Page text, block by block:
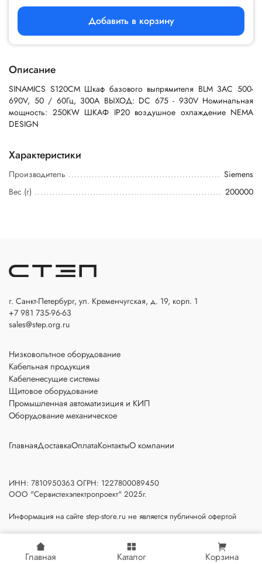
Главная Каталог Корзина
Добавить в корзину
Описание
SINAMICS S120CM Шкаф базового выпрямителя BLM 3AC 500-
690V, 50 / 60Гц, 300А ВЫХОД: DC 675 - 930V Номинальная
мощность: 250KW ШКАФ IP20 воздушное охлаждение NEMA
DESIGN
Характеристики
Производитель
Siemens
Вес (г)
200000
г. Санкт-Петербург, ул. Кременчугская, д. 19, корп. 1
+7 981 735-96-63
sales@step.org.ru
ГлавнаяДоставкаОплатаКонтактыО компании
Низковольтное оборудование
Кабельная продукция
Кабеленесущие системы
Щитовое оборудование
Промышленная автоматизиция и КИП
Оборудование механическое
ИНН: 7810950363 ОГРН: 1227800089450
ООО "Сервистехэлектропроект" 2025г.
Информация на сайте step-store.ru не является публичной офертой